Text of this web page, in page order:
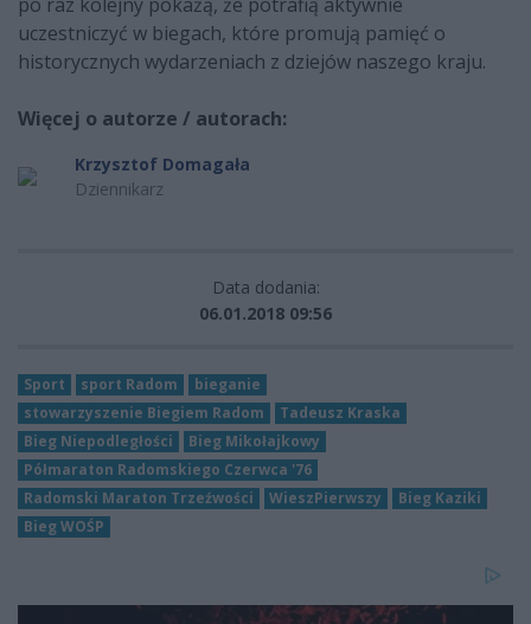
uczestniczyć w biegach, które promują pamięć o
historycznych wydarzeniach z dziejów naszego kraju.
Więcej o autorze / autorach:
Krzysztof Domagała
Dziennikarz
Data dodania:
06.01.2018 09:56
Sport sport Radom
bieganie
stowarzyszenie Biegiem Radom
Tadeusz Kraska
Bieg Niepodległości
Bieg Mikołajkowy
Półmaraton Radomskiego Czerwca '76
Radomski Maraton Trzeźwości
WieszPierwszy
Bieg Kaziki
Bieg WOŚP